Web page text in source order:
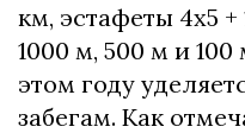
км, эстафеты 4х5 +
1000 м, 500 м и
этом году
забегам. Как